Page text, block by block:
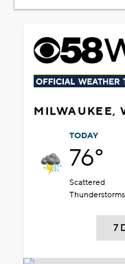
MILWAUKEE,
TODAY
76°
Scattered
Thunderstorms
7